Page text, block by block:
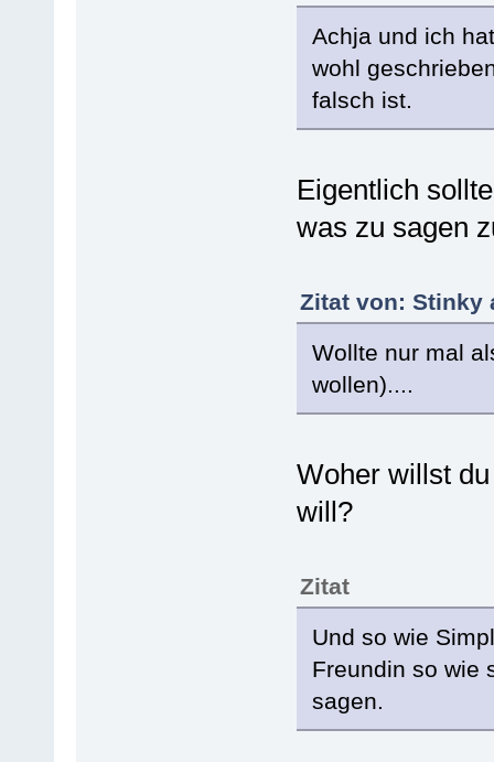
Achja und ich
wohl
falsch ist.
Eigentlich
was zu sagen
Zitat von: Stinky
Wollte nur mal
wollen)....
Woher willst
will?
Zitat
Und so wie
Freundin so wie
sagen.